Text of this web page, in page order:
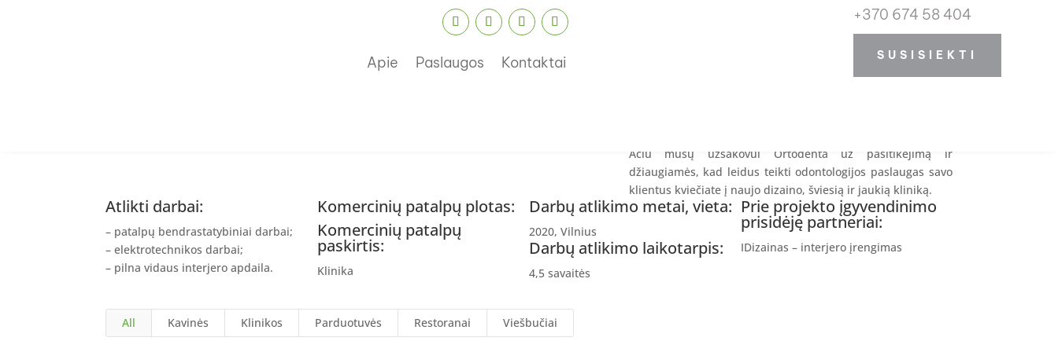
Apie Paslaugos Kontaktai
+370 674 58 404
SUSISIEKTI
Mūsų iššūkis buvo per 4,5 karantino savaites atlikti šios
Ačiū mūsų užsakovui Ortodenta už pasitikėjimą ir
džiaugiamės, kad leidus teikti odontologijos paslaugas savo
klientus kviečiate į naujo dizaino, šviesią ir jaukią kliniką.
Atlikti darbai:
– patalpų bendrastatybiniai darbai;
– elektrotechnikos darbai;
– pilna vidaus interjero apdaila.
Komercinių patalpų plotas:
Komercinių patalpų
paskirtis:
Klinika
Darbų atlikimo metai, vieta:
2020, Vilnius
Darbų atlikimo laikotarpis:
4,5 savaitės
Prie projekto įgyvendinimo
prisidėję partneriai:
IDizainas – interjero įrengimas
All Kavinės Klinikos Parduotuvės Restoranai Viešbučiai